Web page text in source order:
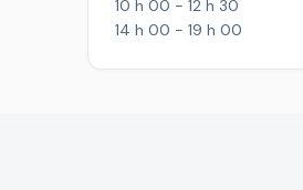
10 h 00 - 12 h 30
14 h 00 - 19 h 00